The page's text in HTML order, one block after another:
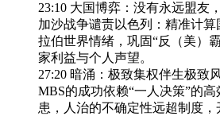
23:10 大国博弈：没有永远盟友
加沙战争谴责以色列：精准计算
拉伯世界情绪，巩固“反（美）
家利益与个人声望。
27:20 暗涌：极致集权伴生极致
MBS的成功依赖“一人决策”的
患，人治的不确定性远超制度